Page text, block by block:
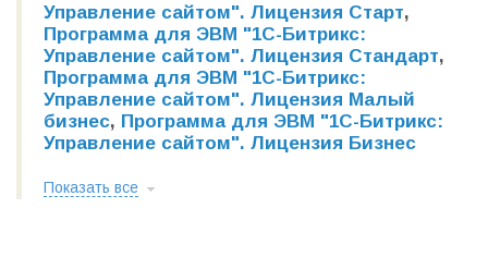
Управление сайтом". Лицензия Старт,
Программа для ЭВМ "1С-Битрикс:
Управление сайтом". Лицензия Стандарт,
Программа для ЭВМ "1С-Битрикс:
Управление сайтом". Лицензия Малый
бизнес, Программа для ЭВМ "1С-Битрикс:
Управление сайтом". Лицензия Бизнес
Показать все